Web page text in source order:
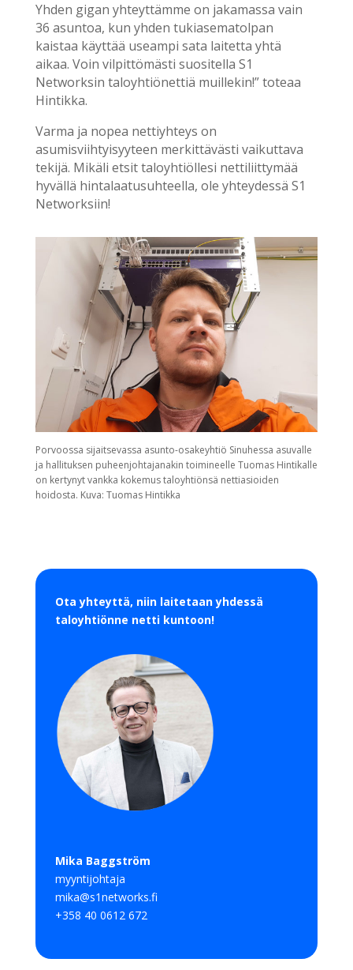
Yhden gigan yhteyttämme on jakamassa vain
36 asuntoa, kun yhden tukiasematolpan
kaistaa käyttää useampi sata laitetta yhtä
aikaa. Voin vilpittömästi suositella S1
Networksin taloyhtiönettiä muillekin!” toteaa
Hintikka.
Varma ja nopea nettiyhteys on
asumisviihtyisyyteen merkittävästi vaikuttava
tekijä. Mikäli etsit taloyhtiöllesi nettiliittymää
hyvällä hintalaatusuhteella, ole yhteydessä S1
Networksiin!
Porvoossa sijaitsevassa asunto-osakeyhtiö Sinuhessa asuvalle
ja hallituksen puheenjohtajanakin toimineelle Tuomas Hintikalle
on kertynyt vankka kokemus taloyhtiönsä nettiasioiden
hoidosta. Kuva: Tuomas Hintikka
Ota yhteyttä, niin laitetaan yhdessä
taloyhtiönne netti kuntoon!
Mika Baggström
myyntijohtaja
mika@s1networks.fi
+358 40 0612 672